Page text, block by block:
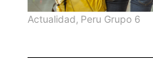
Actualidad, Peru Grupo 6